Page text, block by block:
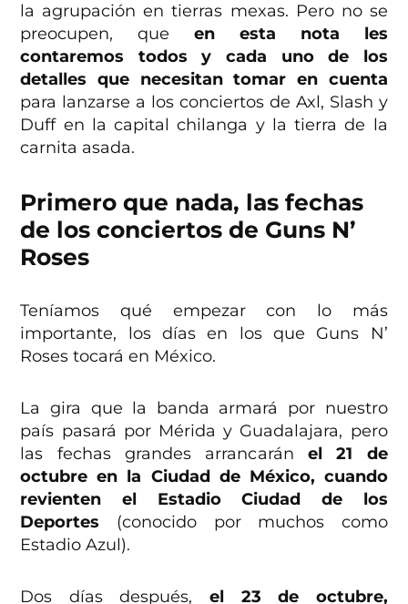
la agrupación en tierras mexas. Pero no se
preocupen, queen esta nota les
contaremos todos y cada uno de los
detalles que necesitan tomar en cuenta
para lanzarse a los conciertos de Axl, Slash y
Duff en la capital chilanga y la tierra de la
carnita asada.
Primero que nada, las fechas
de los conciertos de Guns N’
Roses
Teníamos qué empezar con lo más
importante, los días en los que Guns N’
Roses tocará en México.
La gira que la banda armará por nuestro
país pasará por Mérida y Guadalajara, pero
las fechas grandes arrancarán el 21 de
octubre en la Ciudad de México, cuando
revienten el Estadio Ciudad de los
Deportes (conocido por muchos como
Estadio Azul).
Dos días después, el 23 de octubre,